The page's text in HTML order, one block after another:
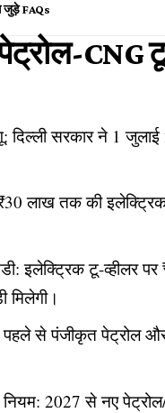
जुड़े FAQs
CNG
दिल्ली सरकार ने 1
लाख तक की
इलेक्ट्रिक टू-व्हीलर
मिलेगी।
पहले से पंजीकृत पेट्रोल
2027 से नए